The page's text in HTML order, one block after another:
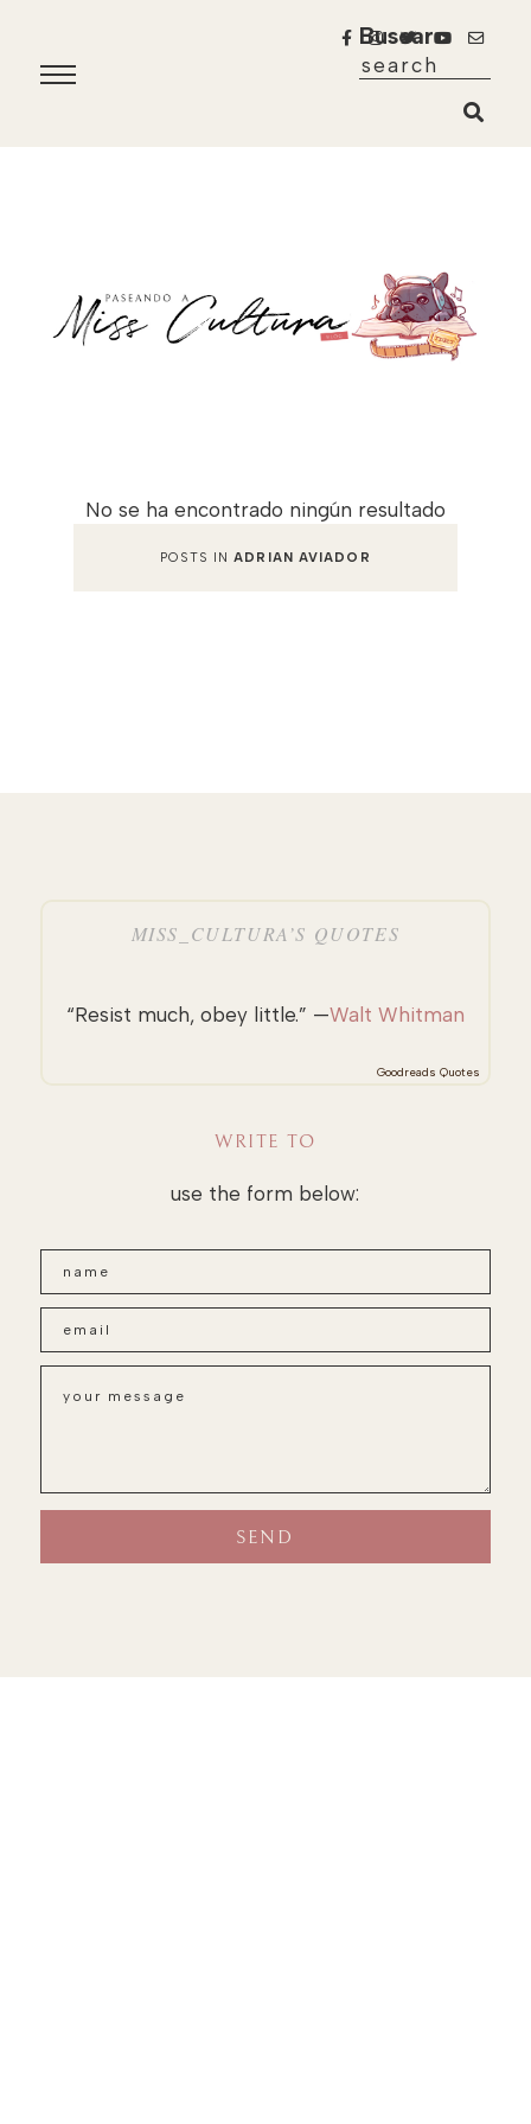
Buscar
No se ha encontrado ningún resultado
POSTS INADRIAN AVIADOR
MISS_CULTURA’S QUOTES
“Resist much, obey little.” —Walt Whitman
Goodreads Quotes
WRITE TO
use the form below: